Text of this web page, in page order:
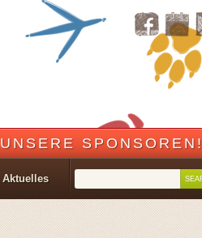
UNSERE SPONSOREN!
Aktuelles